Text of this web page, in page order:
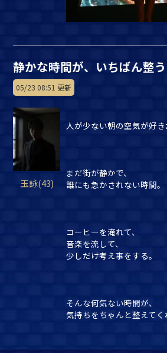
静かな時間が、いちばん整う
05/23 08:51 更新
玉詠(43)
人が少ない朝の空気が好き
まだ街が静かで、
誰にも急かされない時間。
コーヒーを淹れて、
音楽を流して、
少しだけ考え事をする。
そんな何気ない時間が、
気持ちをちゃんと整えてく